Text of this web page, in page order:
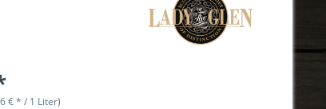
€ * / 1 Liter)